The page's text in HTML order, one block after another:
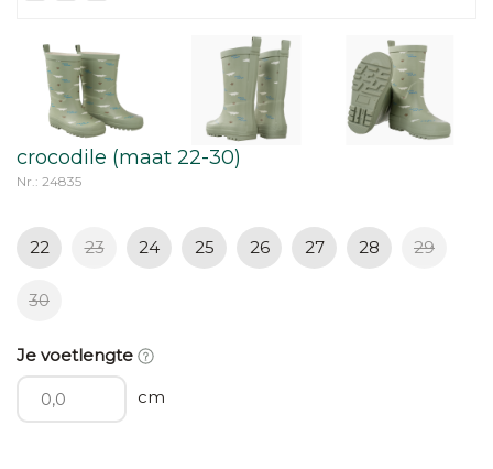
crocodile (maat 22-30)
Nr.: 24835
22 23 24 25 26 27 28 29
30
Je voetlengte
cm